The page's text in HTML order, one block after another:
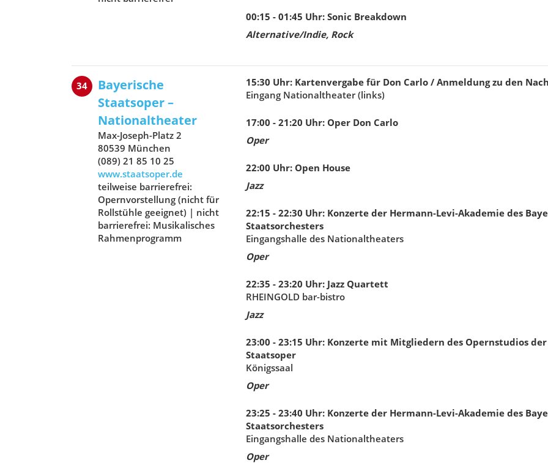
00:15 - 01:45 Uhr: Sonic Breakdown
Alternative/Indie, Rock
34
Bayerische
Staatsoper –
Nationaltheater
Max-Joseph-Platz 2
80539 München
(089) 21 85 10 25
www.staatsoper.de
teilweise barrierefrei:
Opernvorstellung (nicht für
Rollstühle geeignet) | nicht
barrierefrei: Musikalisches
Rahmenprogramm
15:30 Uhr: Kartenvergabe für Don Carlo / Anmeldung zu den
Eingang Nationaltheater (links)
17:00 - 21:20 Uhr: Oper Don Carlo
Oper
22:00 Uhr: Open House
Jazz
22:15 - 22:30 Uhr: Konzerte der Hermann-Levi-Akademie des
Staatsorchesters
Eingangshalle des Nationaltheaters
Oper
22:35 - 23:20 Uhr: Jazz Quartett
RHEINGOLD bar-bistro
Jazz
23:00 - 23:15 Uhr: Konzerte mit Mitgliedern des Opernstudios
Staatsoper
Königssaal
Oper
23:25 - 23:40 Uhr: Konzerte der Hermann-Levi-Akademie des
Staatsorchesters
Eingangshalle des Nationaltheaters
Oper